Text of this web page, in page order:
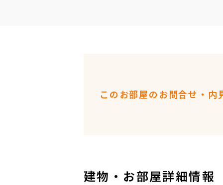
このお部屋のお問合せ・内
建物・お部屋詳細情報